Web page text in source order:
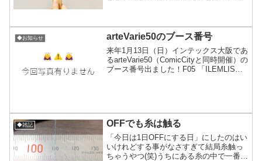
まれて私の疑問に関しては...
◆お知らせ arteVarie50のブース番号
来年1月13日（日）インテックス大阪であ
るarteVarie50（ComicCityと同時開催）の
ブース番号出ました！F05 「ILEMLIS」
◆雑記 OFFでも糸は触る
「今日は1日OFFにする日」にしたのはい
いけれどする事がなさすぎて結局糸触っ
ちゃうやつ(笑)うちにある糸の中で一番細